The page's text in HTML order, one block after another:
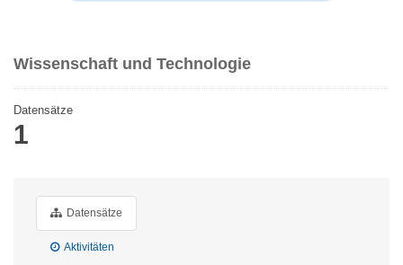
Wissenschaft und Technologie
Datensätze
1
Datensätze
Aktivitäten